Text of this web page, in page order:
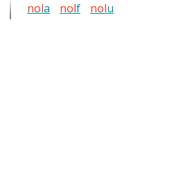
nola nolf nolu